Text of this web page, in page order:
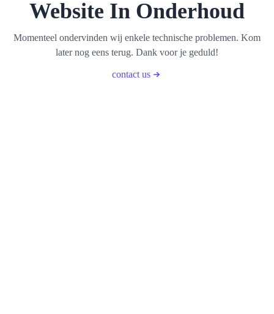
Website In Onderhoud
Momenteel ondervinden wij enkele technische problemen. Kom
later nog eens terug. Dank voor je geduld!
contact us